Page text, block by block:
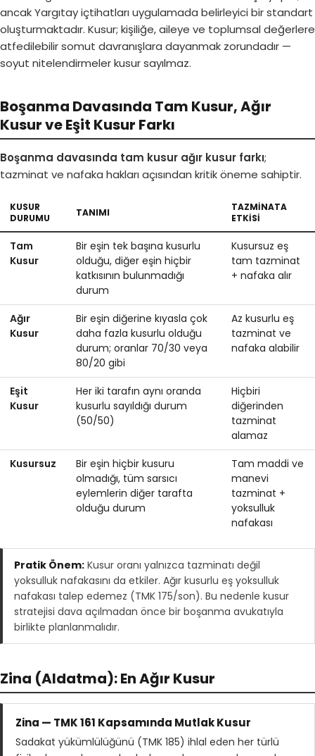
ancak Yargıtay içtihatları uygulamada belirleyici bir standart
oluşturmaktadır. Kusur; kişiliğe, aileye ve toplumsal değerlere
atfedilebilir somut davranışlara dayanmak zorundadır —
soyut nitelendirmeler kusur sayılmaz.
Boşanma Davasında Tam Kusur, Ağır
Kusur ve Eşit Kusur Farkı
Boşanma davasında tam kusur ağır kusur farkı;
tazminat ve nafaka hakları açısından kritik öneme sahiptir.
KUSUR
DURUMU
TANIMI
TAZMINATA
ETKISI
Tam
Kusur
Bir eşin tek başına kusurlu
olduğu, diğer eşin hiçbir
katkısının bulunmadığı
durum
Kusursuz eş
tam tazminat
+ nafaka alır
Ağır
Kusur
Bir eşin diğerine kıyasla çok
daha fazla kusurlu olduğu
durum; oranlar 70/30 veya
80/20 gibi
Az kusurlu eş
tazminat ve
nafaka alabilir
Eşit
Kusur
Her iki tarafın aynı oranda
kusurlu sayıldığı durum
(50/50)
Hiçbiri
diğerinden
tazminat
alamaz
Kusursuz
Bir eşin hiçbir kusuru
olmadığı, tüm sarsıcı
eylemlerin diğer tarafta
olduğu durum
Tam maddi ve
manevi
tazminat +
yoksulluk
nafakası
Pratik Önem: Kusur oranı yalnızca tazminatı değil
yoksulluk nafakasını da etkiler. Ağır kusurlu eş yoksulluk
nafakası talep edemez (TMK 175/son). Bu nedenle kusur
stratejisi dava açılmadan önce bir boşanma avukatıyla
birlikte planlanmalıdır.
Zina (Aldatma): En Ağır Kusur
Zina — TMK 161 Kapsamında Mutlak Kusur
Sadakat yükümlülüğünü (TMK 185) ihlal eden her türlü